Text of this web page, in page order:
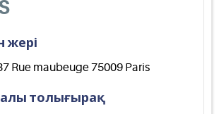
жері
Rue maubeuge 75009 Paris
толығырақ